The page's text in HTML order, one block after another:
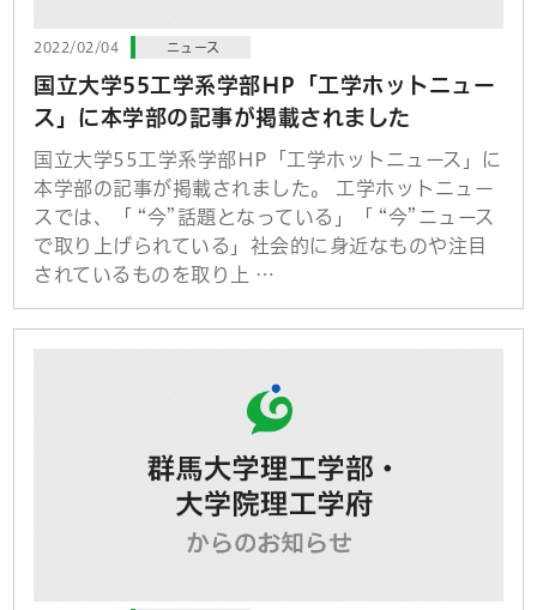
2022/02/04 ニュース
国立大学55工学系学部HP「工学ホットニュー
ス」に本学部の記事が掲載されました
国立大学55工学系学部HP「工学ホットニュース」に
本学部の記事が掲載されました。 工学ホットニュー
スでは、「 “今”話題となっている」「 “今”ニュース
で取り上げられている」社会的に身近なものや注目
されているものを取り上 …